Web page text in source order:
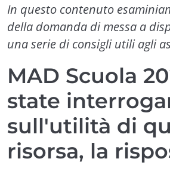
In questo contenuto
della domanda di messa a
una serie di consigli utili agli
MAD Scuola
state
sull'utilità di
risorsa, la